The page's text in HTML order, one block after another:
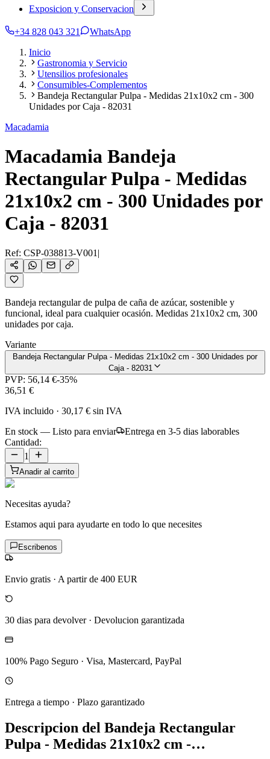
Exposicion y Conservacion
+34 828 043 321
WhatsApp
Inicio
Gastronomia y Servicio
Utensilios profesionales
Consumibles-Complementos
Bandeja Rectangular Pulpa - Medidas 21x10x2 cm - 300
Unidades por Caja - 82031
Macadamia
Macadamia Bandeja
Rectangular Pulpa - Medidas
21x10x2 cm - 300 Unidades por
Caja - 82031
Ref: CSP-038813-V001 |
Bandeja rectangular de pulpa de caña de azúcar, sostenible y
funcional, ideal para cualquier ocasión. Medidas 21x10x2 cm, 300
unidades por caja.
Variante
Bandeja Rectangular Pulpa - Medidas 21x10x2 cm - 300 Unidades por
Caja - 82031
PVP: 56,14 €-35%
36,51 €
IVA incluido · 30,17 € sin IVA
En stock — Listo para enviar
Entrega en 3-5 dias laborables
Cantidad:
1
Anadir al carrito
Necesitas ayuda?
Estamos aqui para ayudarte en todo lo que necesites
Escribenos
Envio gratis · A partir de 400 EUR
30 dias para devolver· Devolucion garantizada
100% Pago Seguro · Visa, Mastercard, PayPal
Entrega a tiempo · Plazo garantizado
Descripcion del Bandeja Rectangular
Pulpa - Medidas 21x10x2 cm -…